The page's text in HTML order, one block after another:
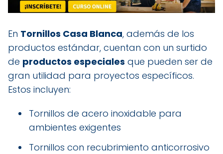
En Tornillos Casa Blanca, además de los
productos estándar, cuentan con un surtido
de productos especiales que pueden ser de
gran utilidad para proyectos específicos.
Estos incluyen:
Tornillos de acero inoxidable para
ambientes exigentes
Tornillos con recubrimiento anticorrosivo